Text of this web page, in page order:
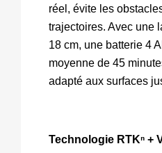
réel, évite les
trajectoires. Avec une
18 cm, une batterie 4
moyenne de 45
adapté aux surfaces
Technologie RTKⁿ +